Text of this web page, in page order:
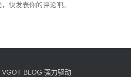
快发表你的评论吧。
VGOT BLOG 强力驱动